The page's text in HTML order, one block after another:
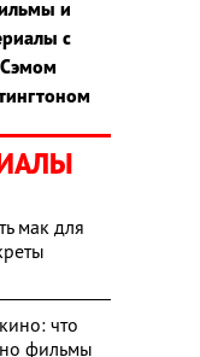
и
с
Сэмом
мак для
что
фильмы